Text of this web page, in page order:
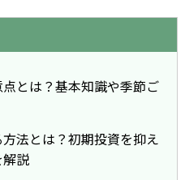
とは？基本知識や季節ご
法とは？初期投資を抑え
説